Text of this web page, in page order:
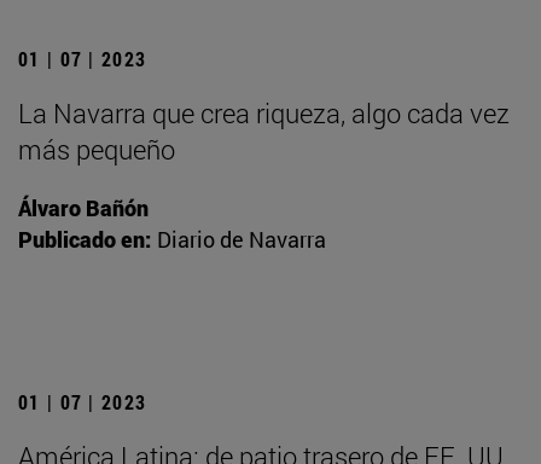
01 | 07 | 2023
La Navarra que crea riqueza, algo cada vez
más pequeño
Álvaro Bañón
Publicado en: Diario de Navarra
01 | 07 | 2023
América Latina: de patio trasero de EE. UU.